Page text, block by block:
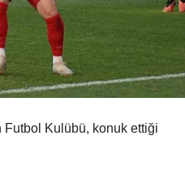
Kulübü, konuk ettiği